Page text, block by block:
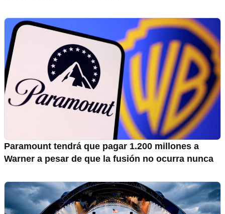
Paramount tendrá que pagar 1.200 millones a
Warner a pesar de que la fusión no ocurra nunca